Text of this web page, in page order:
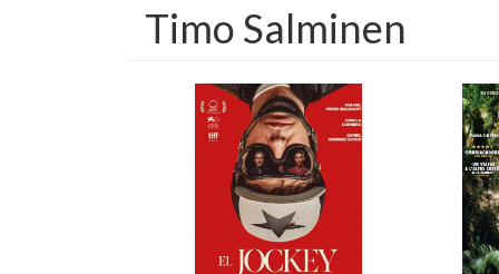
Timo Salminen